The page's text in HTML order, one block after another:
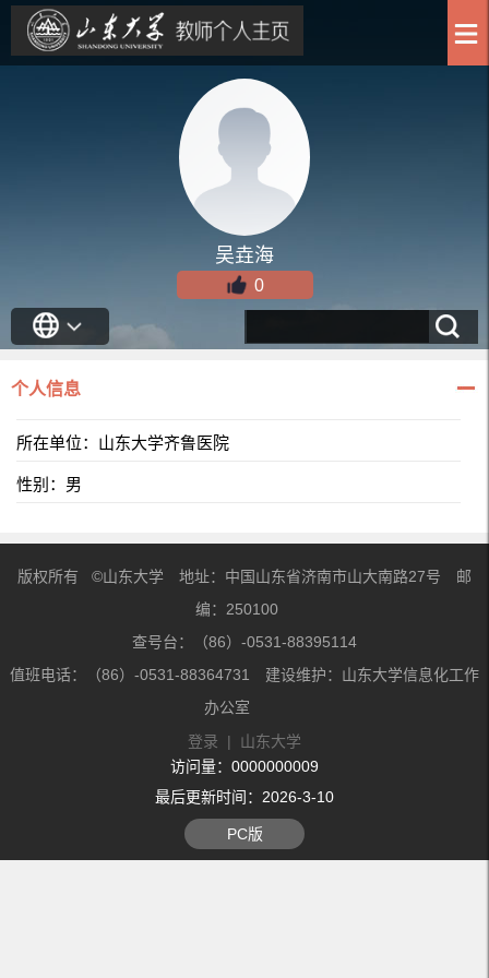
吴垚海
0
个人信息
所在单位：山东大学齐鲁医院
性别：男
版权所有 ©山东大学 地址：中国山东省济南市山大南路27号 邮
编：250100
查号台：（86）-0531-88395114
值班电话：（86）-0531-88364731 建设维护：山东大学信息化工作
办公室
登录 | 山东大学
访问量： 0000000009
最后更新时间： 2026-3-10
PC版